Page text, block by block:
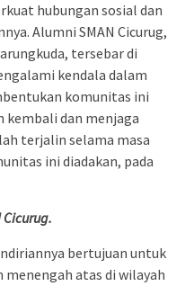
hubungan sosial dan
Alumni SMAN Cicurug,
tersebar di
kendala dalam
komunitas ini
kembali dan menjaga
terjalin selama masa
ini diadakan, pada
bertujuan untuk
atas di wilayah